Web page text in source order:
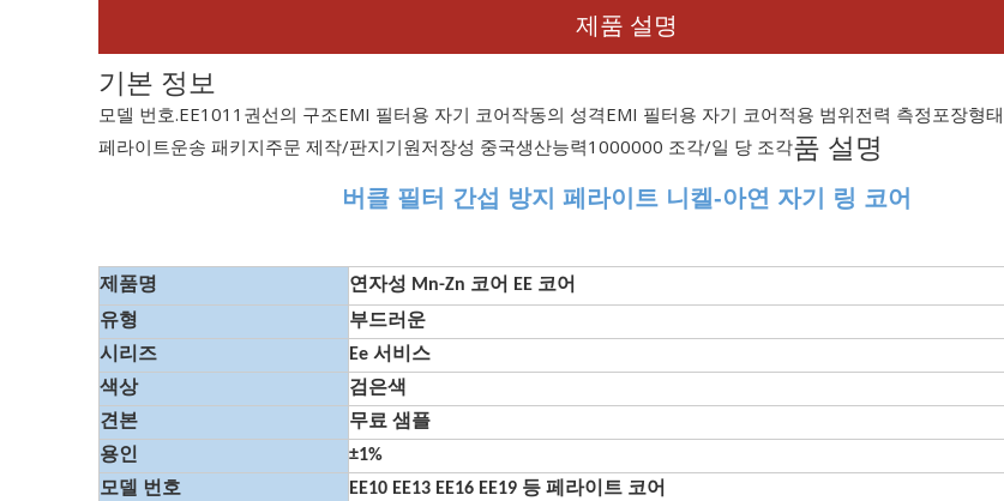
제품 설명
기본 정보
모델 번호.EE1011 권선의 구조EMI 필터용 자기 코어작동의 성격EMI 필터용 자기 코어적용 범위전력 측정포장형태
페라이트운송 패키지주문 제작/판지기원저장성 중국생산능력1000000 조각/일 당 조각품 설명
버클 필터 간섭 방지 페라이트 니켈-아연 자기 링 코어
제품명
연자성 Mn-Zn 코어 EE 코어
유형
부드러운
시리즈
Ee 서비스
색상
검은색
견본
무료 샘플
용인
±1%
모델 번호
EE10 EE13 EE16 EE19 등 페라이트 코어